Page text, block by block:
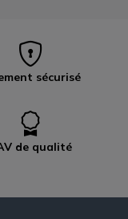
sécurisé
de qualité